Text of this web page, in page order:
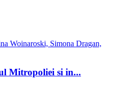
Woinaroski, Simona Dragan,
Mitropoliei si in...